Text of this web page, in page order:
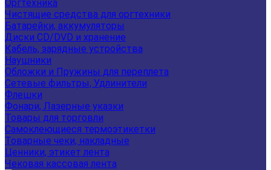
Оргтехника
Чистящие средства для оргтехники
Батарейки, аккумуляторы
Диски CD/DVD и хранение
Кабель, зарядные устройства
Наушники
Обложки и Пружины для переплета
Сетевые фильтры, Удлинители
Флешки
Фонари, Лазерные указки
Товары для торговли
Самоклеющиеся термоэтикетки
Товарные чеки, накладные
Ценники, этикет лента
Чековая кассовая лента